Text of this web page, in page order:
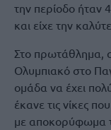
την περίοδο ήταν
και είχε την
Στο πρωτάθλημα,
Ολυμπιακό στο
ομάδα να έχει
έκανε τις νίκες
με αποκορύφωμα